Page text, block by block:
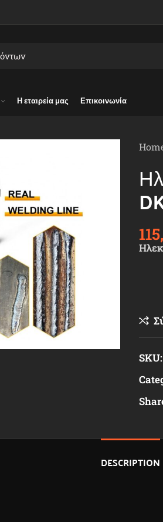
Η εταιρεία μας Επικοινωνία
SKU:
DESCRIPTION